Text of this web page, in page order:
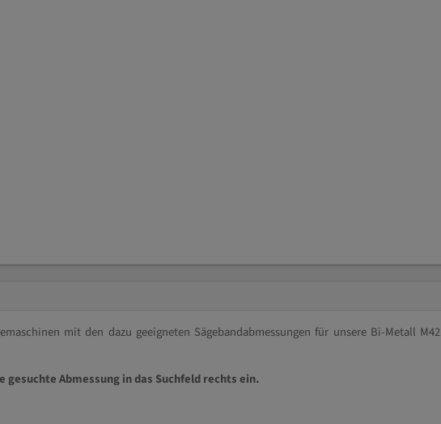
mit den dazu geeigneten Sägebandabmessungen für unsere Bi-Metall M42
Abmessung in das Suchfeld rechts ein.